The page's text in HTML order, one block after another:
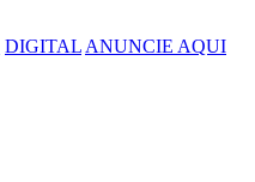
DIGITAL ANUNCIE AQUI